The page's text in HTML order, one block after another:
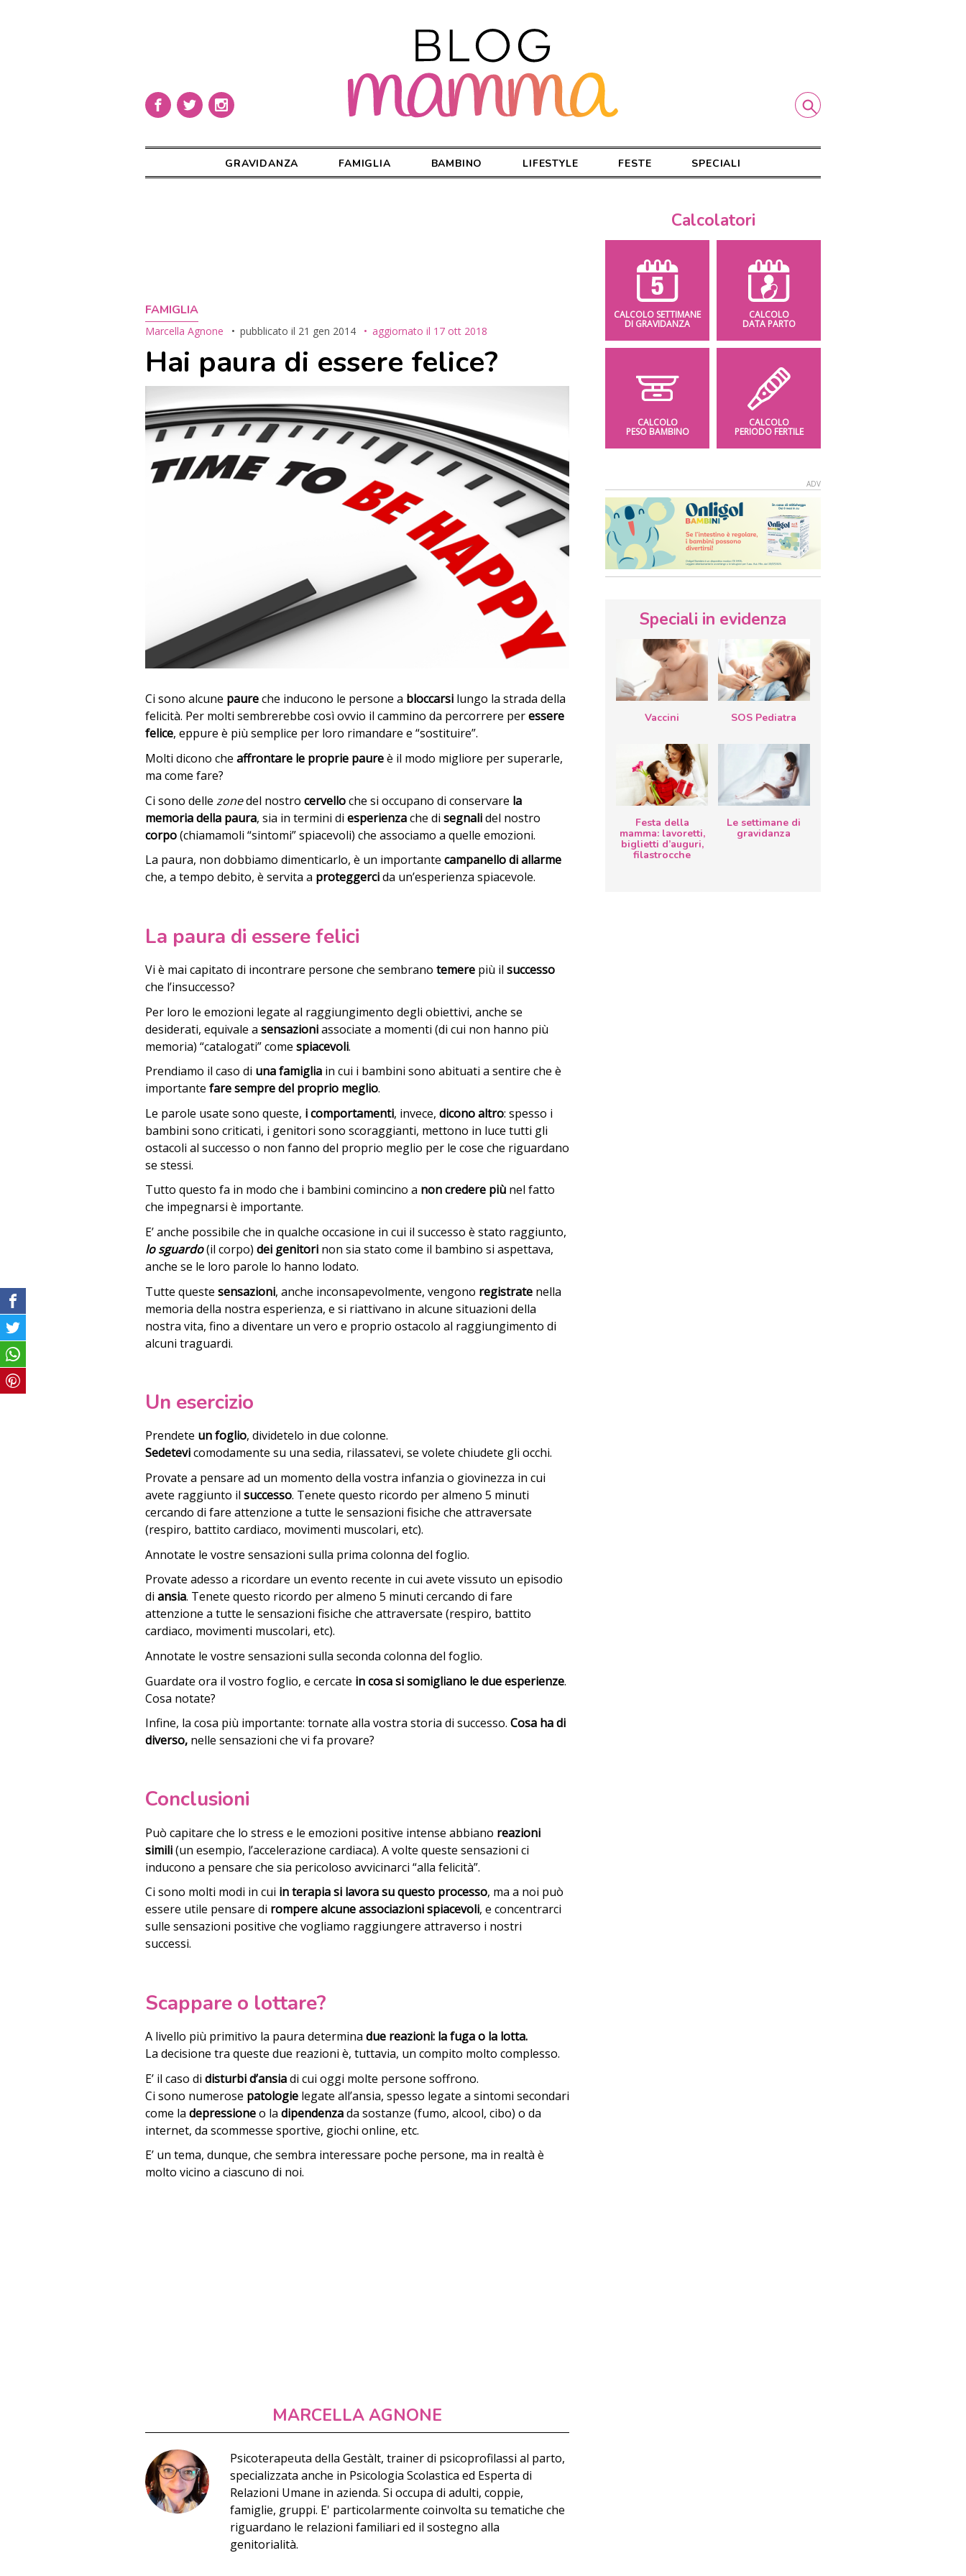
GRAVIDANZA FAMIGLIA BAMBINO LIFESTYLE FESTE SPECIALI
FAMIGLIA
Marcella Agnone pubblicato il 21 gen 2014 aggiornato il 17 ott 2018
Hai paura di essere felice?
Ci sono alcune paureche inducono le persone a bloccarsi lungo la strada della
felicità. Per molti sembrerebbe così ovvio il cammino da percorrere peressere
felice, eppure è più semplice per loro rimandare e “sostituire”.
Molti dicono che affrontare le proprie paureè il modo migliore per superarle,
ma come fare?
Ci sono delle zonedel nostro cervelloche si occupano di conservare la
memoria della paura, sia in termini di esperienzache di segnalidel nostro
corpo(chiamamoli “sintomi” spiacevoli) che associamo a quelle emozioni.
La paura, non dobbiamo dimenticarlo, è un importante campanello di allarme
che, a tempo debito, è servita a proteggercida un’esperienza spiacevole.
La paura di essere felici
Vi è mai capitato di incontrare persone che sembrano temere più il successo
che l’insuccesso?
Per loro le emozioni legate al raggiungimento degli obiettivi, anche se
desiderati, equivale a sensazioniassociate a momenti (di cui non hanno più
memoria) “catalogati” come spiacevoli.
Prendiamo il caso di una famiglia in cui i bambini sono abituati a sentire che è
importante fare sempre del proprio meglio.
Le parole usate sono queste, i comportamenti, invece, dicono altro: spesso i
bambini sono criticati, i genitori sono scoraggianti, mettono in luce tutti gli
ostacoli al successo o non fanno del proprio meglio per le cose che riguardano
se stessi.
Tutto questo fa in modo che i bambini comincino a non credere più nel fatto
che impegnarsi è importante.
E’ anche possibile che in qualche occasione in cui il successo è stato raggiunto,
lo sguardo(il corpo) dei genitori non sia stato come il bambino si aspettava,
anche se le loro parole lo hanno lodato.
Tutte queste sensazioni, anche inconsapevolmente, vengono registrate nella
memoria della nostra esperienza, e si riattivano in alcune situazioni della
nostra vita, fino a diventare un vero e proprio ostacolo al raggiungimento di
alcuni traguardi.
Un esercizio
Prendete un foglio, dividetelo in due colonne.
Sedetevicomodamente su una sedia, rilassatevi, se volete chiudete gli occhi.
Provate a pensare ad un momento della vostra infanzia o giovinezza in cui
avete raggiunto il successo. Tenete questo ricordo per almeno 5 minuti
cercando di fare attenzione a tutte le sensazioni fisiche che attraversate
(respiro, battito cardiaco, movimenti muscolari, etc).
Annotate le vostre sensazioni sulla prima colonna del foglio.
Provate adesso a ricordare un evento recente in cui avete vissuto un episodio
di ansia. Tenete questo ricordo per almeno 5 minuti cercando di fare
attenzione a tutte le sensazioni fisiche che attraversate (respiro, battito
cardiaco, movimenti muscolari, etc).
Annotate le vostre sensazioni sulla seconda colonna del foglio.
Guardate ora il vostro foglio, e cercate in cosa si somigliano le due esperienze.
Cosa notate?
Infine, la cosa più importante: tornate alla vostra storia di successo. Cosa ha di
diverso, nelle sensazioni che vi fa provare?
Conclusioni
Può capitare che lo stress e le emozioni positive intense abbiano reazioni
simili(un esempio, l’accelerazione cardiaca). A volte queste sensazioni ci
inducono a pensare che sia pericoloso avvicinarci “alla felicità”.
Ci sono molti modi in cui in terapia si lavora su questo processo, ma a noi può
essere utile pensare di rompere alcune associazioni spiacevoli, e concentrarci
sulle sensazioni positive che vogliamo raggiungere attraverso i nostri
successi.
Scappare o lottare?
A livello più primitivo la paura determina due reazioni: la fuga o la lotta.
La decisione tra queste due reazioni è, tuttavia, un compito molto complesso.
E’ il caso di disturbi d’ansiadi cui oggi molte persone soffrono.
Ci sono numerose patologie legate all’ansia, spesso legate a sintomi secondari
come la depressioneo la dipendenzada sostanze (fumo, alcool, cibo) o da
internet, da scommesse sportive, giochi online, etc.
E’ un tema, dunque, che sembra interessare poche persone, ma in realtà è
molto vicino a ciascuno di noi.
MARCELLA AGNONE
Psicoterapeuta della Gestàlt, trainer di psicoprofilassi al parto,
specializzata anche in Psicologia Scolastica ed Esperta di
Relazioni Umane in azienda. Si occupa di adulti, coppie,
famiglie, gruppi. E' particolarmente coinvolta su tematiche che
riguardano le relazioni familiari ed il sostegno alla
genitorialità.
Calcolatori
CALCOLO SETTIMANE
DI GRAVIDANZA
CALCOLO
DATA PARTO
CALCOLO
PESO BAMBINO
CALCOLO
PERIODO FERTILE
Speciali in evidenza
Vaccini SOS Pediatra
Festa della
mamma: lavoretti,
biglietti d’auguri,
filastrocche
Le settimane di
gravidanza